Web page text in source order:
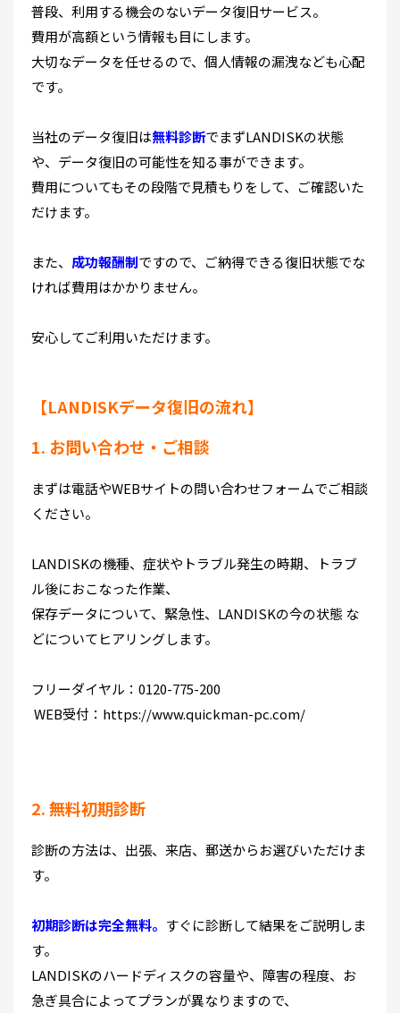
普段、利用する機会のないデータ復旧サービス。
費用が高額という情報も目にします。
大切なデータを任せるので、個人情報の漏洩なども心配
です。
当社のデータ復旧は無料診断でまずLANDISKの状態
や、データ復旧の可能性を知る事ができます。
費用についてもその段階で見積もりをして、ご確認いた
だけます。
また、 成功報酬制ですので、ご納得できる復旧状態でな
ければ費用はかかりません。
安心してご利用いただけます。
【LANDISKデータ復旧の流れ】
1. お問い合わせ・ご相談
まずは電話やWEBサイトの問い合わせフォームでご相談
ください。
LANDISKの機種、症状やトラブル発生の時期、トラブ
ル後におこなった作業、
保存データについて、緊急性、LANDISKの今の状態 な
どについてヒアリングします。
フリーダイヤル：0120-775-200
WEB受付：https://www.quickman-pc.com/
2. 無料初期診断
診断の方法は、出張、来店、郵送からお選びいただけま
す。
初期診断は完全無料。 すぐに診断して結果をご説明しま
す。
LANDISKのハードディスクの容量や、障害の程度、お
急ぎ具合によってプランが異なりますので、